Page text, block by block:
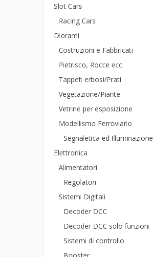
Slot Cars
Racing Cars
Diorami
Costruzioni e Fabbricati
Pietrisco, Rocce ecc.
Tappeti erbosi/Prati
Vegetazione/Piante
Vetrine per esposizione
Modellismo Ferroviario
Segnaletica ed Illuminazione
Elettronica
Alimentatori
Regolatori
Sistemi Digitali
Decoder DCC
Decoder DCC solo funzioni
Sistemi di controllo